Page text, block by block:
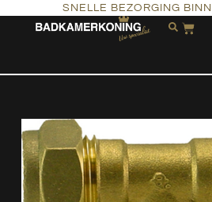
SNELLE BEZORGING